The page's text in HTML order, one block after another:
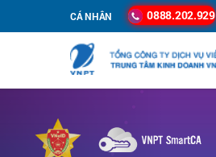
CÁ NHÂN 0888.202.929